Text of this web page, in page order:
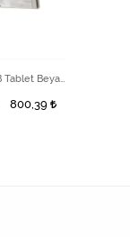
800,39